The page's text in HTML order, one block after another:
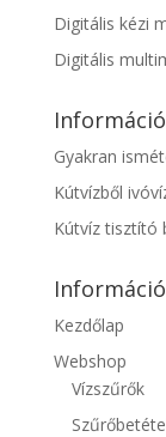
Digitális kézi
Digitális
Gyakran
Kútvízből
Kútvíz tisztító
Információ
Kezdőlap
Webshop
Vízszűrők